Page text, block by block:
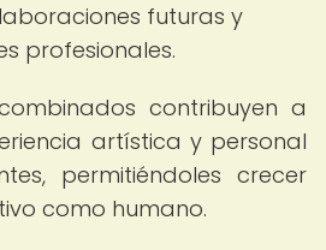
futuras y
profesionales.
contribuyen a
artística y personal
permitiéndoles crecer
como humano.